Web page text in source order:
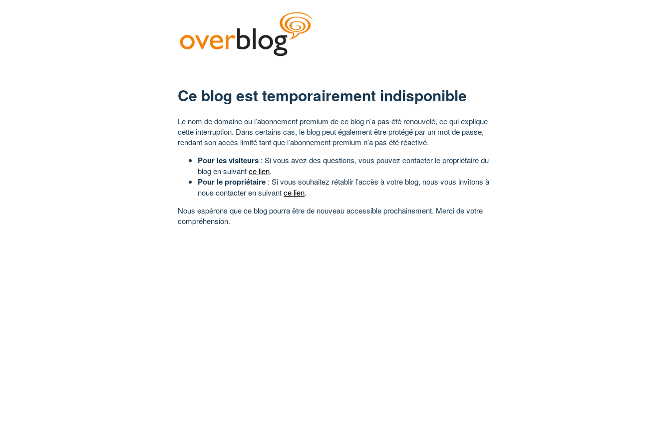
Ce blog est temporairement indisponible
Le nom de domaine ou l’abonnement premium de ce blog n’a pas été renouvelé, ce qui explique
cette interruption. Dans certains cas, le blog peut également être protégé par un mot de passe,
rendant son accès limité tant que l’abonnement premium n’a pas été réactivé.
Pour les visiteurs : Si vous avez des questions, vous pouvez contacter le propriétaire du
blog en suivantce lien.
Pour le propriétaire : Si vous souhaitez rétablir l’accès à votre blog, nous vous invitons à
nous contacter en suivantce lien.
Nous espérons que ce blog pourra être de nouveau accessible prochainement. Merci de votre
compréhension.